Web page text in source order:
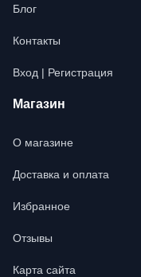
Блог
Контакты
Вход | Регистрация
Магазин
О магазине
Доставка и оплата
Избранное
Отзывы
Карта сайта